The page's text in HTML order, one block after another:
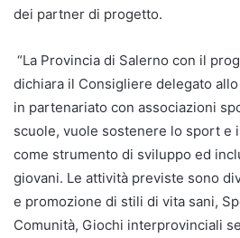
dei partner di progetto.
“La Provincia di Salerno con il
dichiara il Consigliere delegato
in partenariato con associazioni
scuole, vuole sostenere lo sport e
come strumento di sviluppo ed
giovani. Le attività previste sono
e promozione di stili di vita sani,
Comunità, Giochi interprovinciali